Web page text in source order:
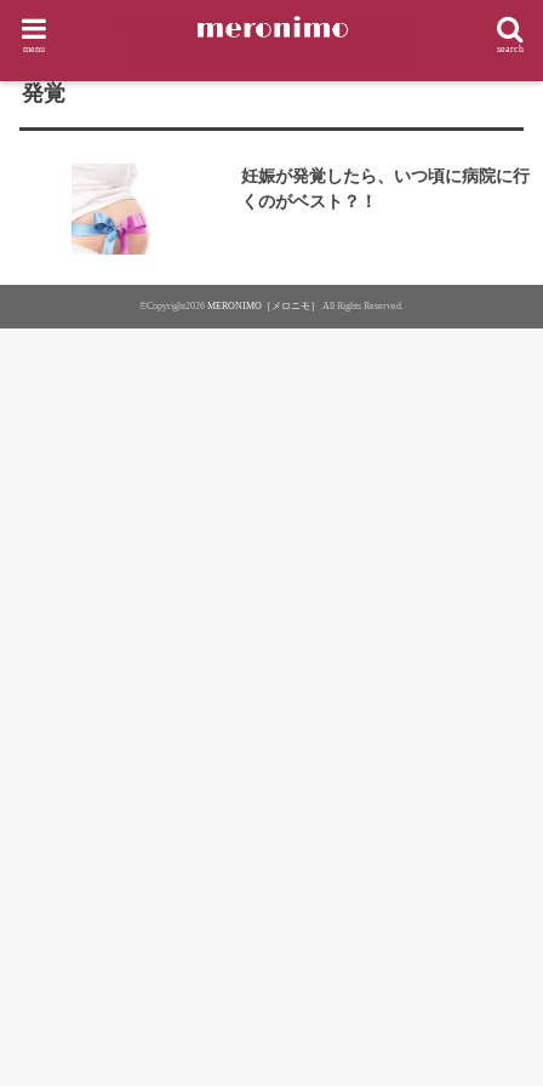
search
menu
HOME
発覚
妊娠が発覚したら、いつ頃に病院に行
くのがベスト？！
©Copyright2026 MERONIMO［メロニモ］ .All Rights Reserved.